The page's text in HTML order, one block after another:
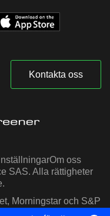
Kontakta oss
Om oss
SAS. Alla rättigheter
Morningstar och S&P